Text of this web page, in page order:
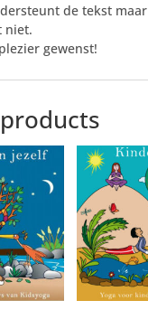
de tekst maar
niet.
gewenst!